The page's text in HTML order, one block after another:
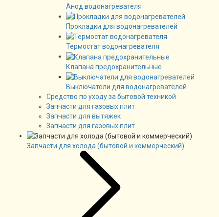
Анод водонагревателя
Прокладки для водонагревателей
Термостат водонагревателя
Клапана предохранительные
Выключатели для водонагревателей
Средство по уходу за бытовой техникой
Запчасти для газовых плит
Запчасти для вытяжек
Запчасти для газовых плит
Запчасти для холода (бытовой и коммерческий)